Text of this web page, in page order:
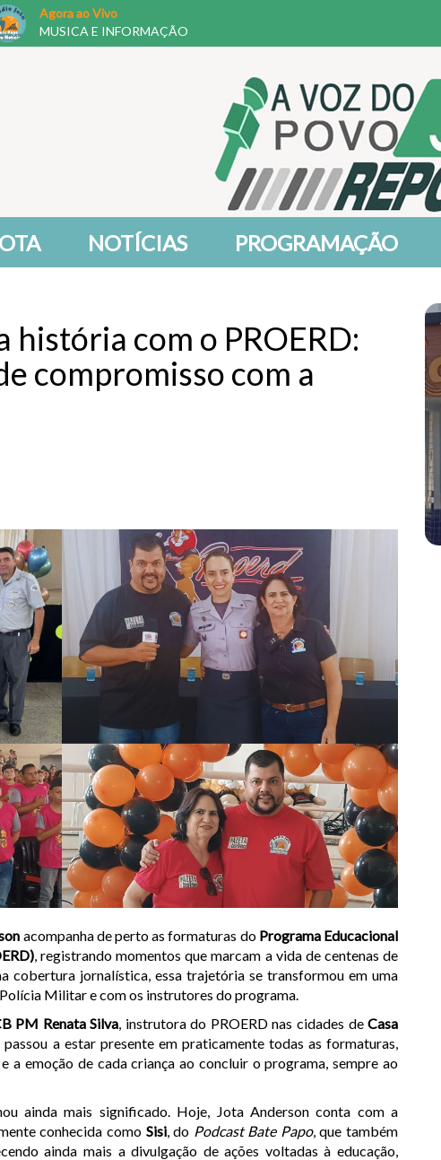
Agora ao Vivo
MUSICA E INFORMAÇÃO
NOTÍCIAS PROGRAMAÇÃO
história com o PROERD:
compromisso com a
acompanha de perto as formaturas do Programa Educacional
, registrando momentos que marcam a vida de centenas de
cobertura jornalística, essa trajetória se transformou em uma
Militar e com os instrutores do programa.
PM Renata Silva, instrutora do PROERD nas cidades deCasa
a estar presente em praticamente todas as formaturas,
a emoção de cada criança ao concluir o programa, sempre ao
ainda mais significado. Hoje, Jota Anderson conta com a
conhecida como Sisi, do Podcast Bate Papo, que também
ainda mais a divulgação de ações voltadas à educação,